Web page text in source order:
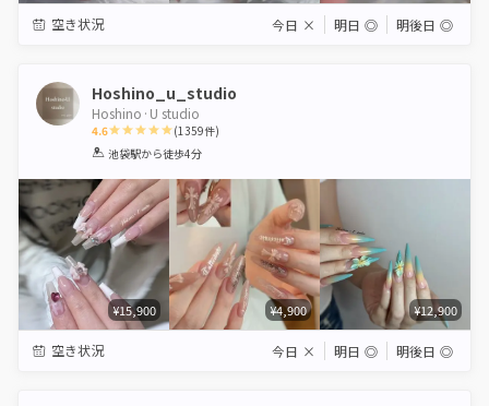
空き状況 今日 × 明日 ◎ 明後日 ◎
Hoshino_u_studio
Hoshino·U studio
4.6
1 2 3 4 5
(1359件)
池袋駅から徒歩4分
¥15,900 ¥4,900 ¥12,900
空き状況 今日 × 明日 ◎ 明後日 ◎